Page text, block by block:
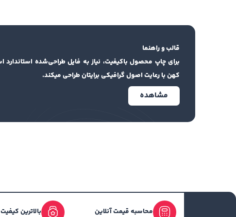
قالب و راهنما
برای چاپ محصول باکیفیت، نیاز به فایل طراحی‌شده
کهن با رعایت اصول گرافیکی برایتان طراحی میکند.
مشاهده
محاسبه قیمت آنلاین بالاترین